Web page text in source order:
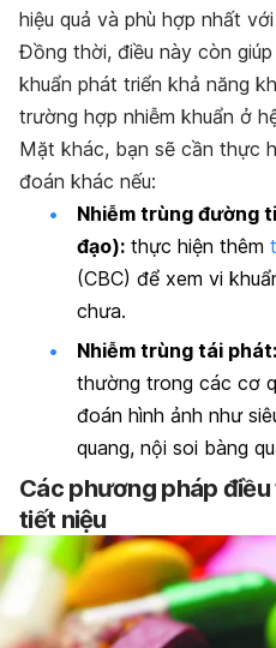
hiệu quả và phù hợp nhất
Đồng thời, điều này còn
khuẩn phát triển khả năng
trường hợp nhiễm khuẩn ở
Mặt khác, bạn sẽ cần thực
đoán khác nếu:
Nhiễm trùng đường
đạo): thực hiện thêm
(CBC) để xem vi
chưa.
Nhiễm trùng tái phát:
thường trong các cơ
đoán hình ảnh như
quang, nội soi bàng
Các phương pháp
tiết niệu